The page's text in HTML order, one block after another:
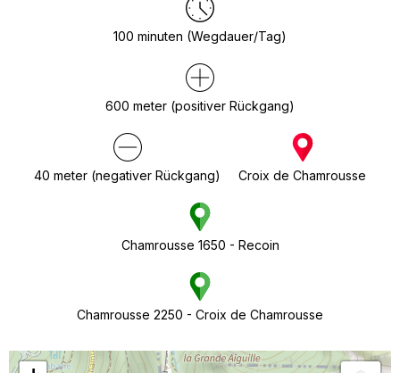
100 minuten (Wegdauer/Tag)
600 meter (positiver Rückgang)
40 meter (negativer Rückgang) Croix de Chamrousse
Chamrousse 1650 - Recoin
Chamrousse 2250 - Croix de Chamrousse